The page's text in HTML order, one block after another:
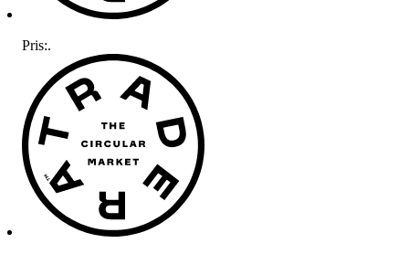
Pris:.